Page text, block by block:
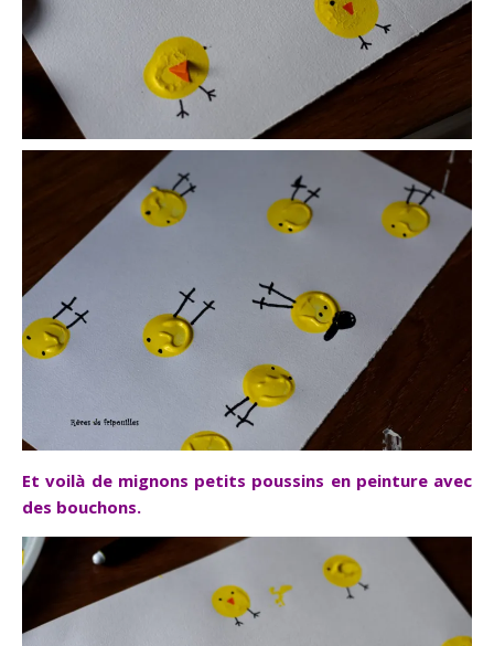
Et voilà de mignons petits poussins en peinture avec
des bouchons.